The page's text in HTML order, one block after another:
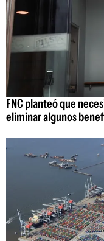
FNC planteó que
eliminar algunos